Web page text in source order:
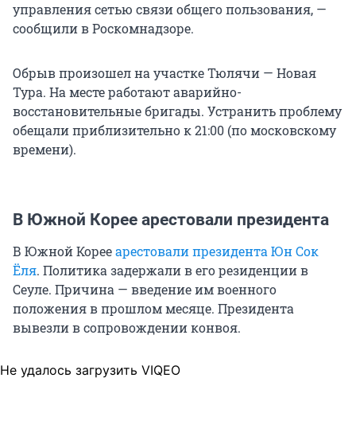
управления сетью связи общего пользования, —
сообщили в Роскомнадзоре.
Обрыв произошел на участке Тюлячи — Новая
Тура. На месте работают аварийно-
восстановительные бригады. Устранить проблему
обещали приблизительно к 21:00 (по московскому
времени).
В Южной Корее арестовали президента
В Южной Корееарестовали президента Юн Сок
Ёля. Политика задержали в его резиденции в
Сеуле. Причина — введение им военного
положения в прошлом месяце. Президента
вывезли в сопровождении конвоя.
Не удалось загрузить VIQEO